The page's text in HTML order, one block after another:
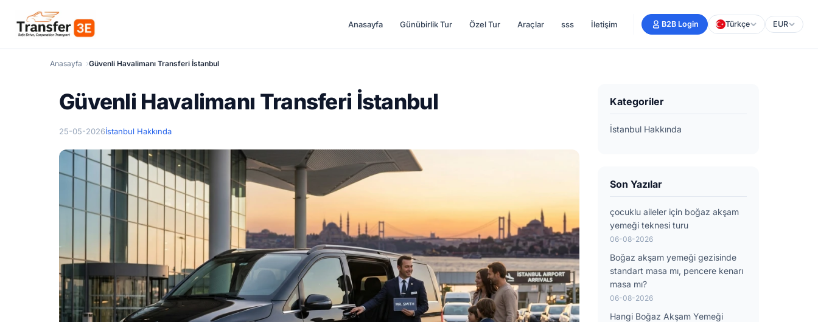
Anasayfa Günübirlik Tur Özel Tur Araçlar sss İletişim B2B Login Türkçe EUR
Anasayfa Güvenli Havalimanı Transferi İstanbul
Güvenli Havalimanı Transferi İstanbul
25-05-2026İstanbul Hakkında
Kategoriler
İstanbul Hakkında
Son Yazılar
çocuklu aileler için boğaz akşam
yemeği teknesi turu
06-08-2026
Boğaz akşam yemeği gezisinde
standart masa mı, pencere kenarı
masa mı?
06-08-2026
Hangi Boğaz Akşam Yemeği